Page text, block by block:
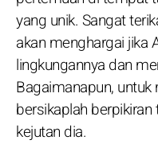
yang unik. Sangat
akan menghargai jika
lingkungannya dan
Bagaimanapun,
bersikaplah
kejutan dia.